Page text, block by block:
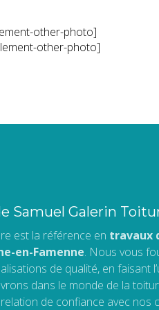
other-photo]
other-photo]
Samuel Galerin
est la référence en travaux
en-Famenne. Nous vous
de qualité, en faisant
dans le monde de la
de confiance avec nos